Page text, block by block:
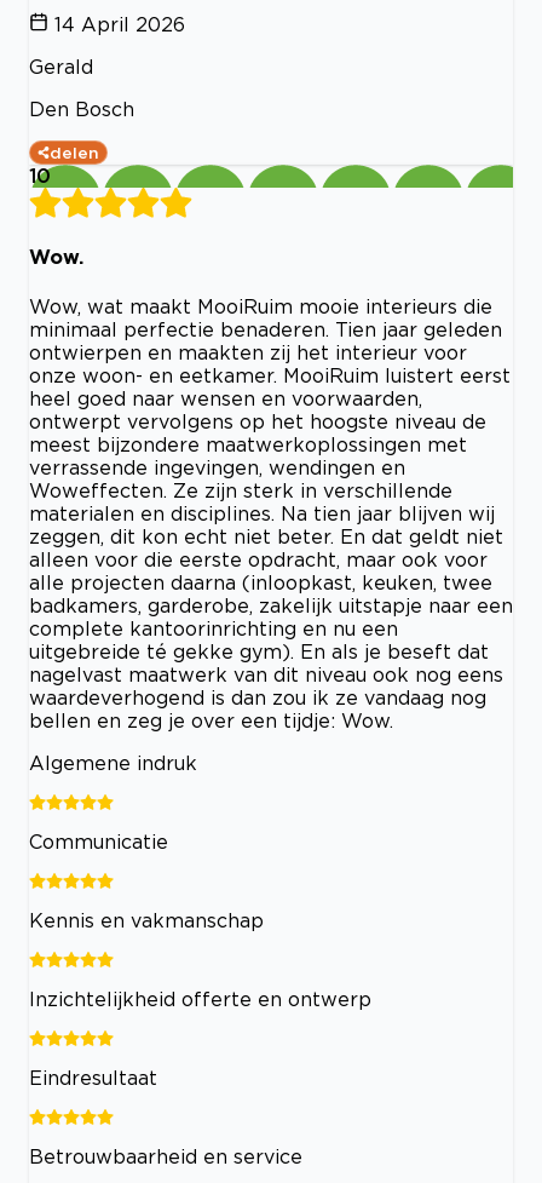
14 April 2026
Gerald
Den Bosch
delen
10
Wow.
Wow, wat maakt MooiRuim mooie interieurs die
minimaal perfectie benaderen. Tien jaar geleden
ontwierpen en maakten zij het interieur voor
onze woon- en eetkamer. MooiRuim luistert eerst
heel goed naar wensen en voorwaarden,
ontwerpt vervolgens op het hoogste niveau de
meest bijzondere maatwerkoplossingen met
verrassende ingevingen, wendingen en
Woweffecten. Ze zijn sterk in verschillende
materialen en disciplines. Na tien jaar blijven wij
zeggen, dit kon echt niet beter. En dat geldt niet
alleen voor die eerste opdracht, maar ook voor
alle projecten daarna (inloopkast, keuken, twee
badkamers, garderobe, zakelijk uitstapje naar een
complete kantoorinrichting en nu een
uitgebreide té gekke gym). En als je beseft dat
nagelvast maatwerk van dit niveau ook nog eens
waardeverhogend is dan zou ik ze vandaag nog
bellen en zeg je over een tijdje: Wow.
Algemene indruk
Communicatie
Kennis en vakmanschap
Inzichtelijkheid offerte en ontwerp
Eindresultaat
Betrouwbaarheid en service